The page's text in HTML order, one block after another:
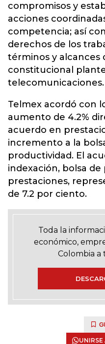
compromisos y
acciones
competencia; así
derechos de los
términos y alcances
constitucional
telecomunicaciones.
Telmex acordó con
aumento de 4.2%
acuerdo en
incremento a la
productividad. El
indexación, bolsa
prestaciones,
de 7.2 por ciento.
Toda la
económico,
Colombia a